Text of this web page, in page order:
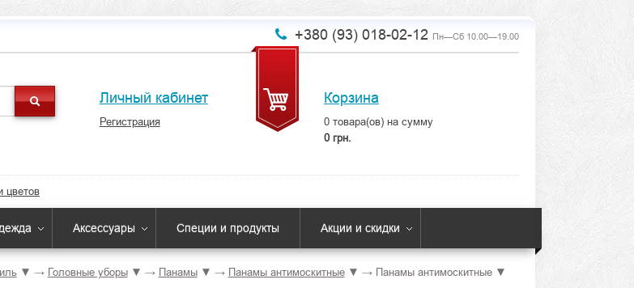
+380 (93) 018-02-12 Пн—Сб 10.00—19.00
Личный кабинет
Регистрация
Корзина
0товара(ов) на сумму
0 грн.
цветов
Аксессуары Специи и продукты Акции и скидки
▼ → Головные уборы ▼ → Панамы ▼ → Панамы антимоскитные ▼ → Панамы антимоскитные ▼